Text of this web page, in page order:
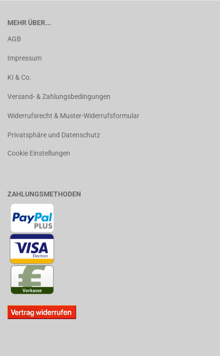
MEHR ÜBER...
AGB
Impressum
KI & Co.
Versand- & Zahlungsbedingungen
Widerrufsrecht & Muster-Widerrufsformular
Privatsphäre und Datenschutz
Cookie Einstellungen
ZAHLUNGSMETHODEN